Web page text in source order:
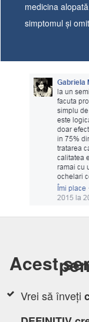
medicina
simptomul și
Acest
Vrei să înveți